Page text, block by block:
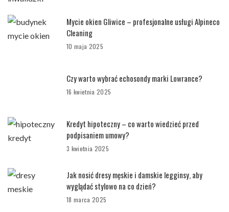
Mycie okien Gliwice – profesjonalne usługi Alpineco
Cleaning
10 maja 2025
Czy warto wybrać echosondy marki Lowrance?
16 kwietnia 2025
Kredyt hipoteczny – co warto wiedzieć przed
podpisaniem umowy?
3 kwietnia 2025
Jak nosić dresy męskie i damskie legginsy, aby
wyglądać stylowo na co dzień?
18 marca 2025